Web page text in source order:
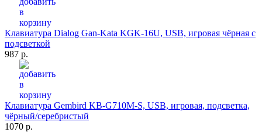
Клавиатура Dialog Gan-Kata KGK-16U, USB, игровая чёрная с
подсветкой
987 р.
Клавиатура Gembird KB-G710M-S, USB, игровая, подсветка,
чёрный/серебристый
1070 р.